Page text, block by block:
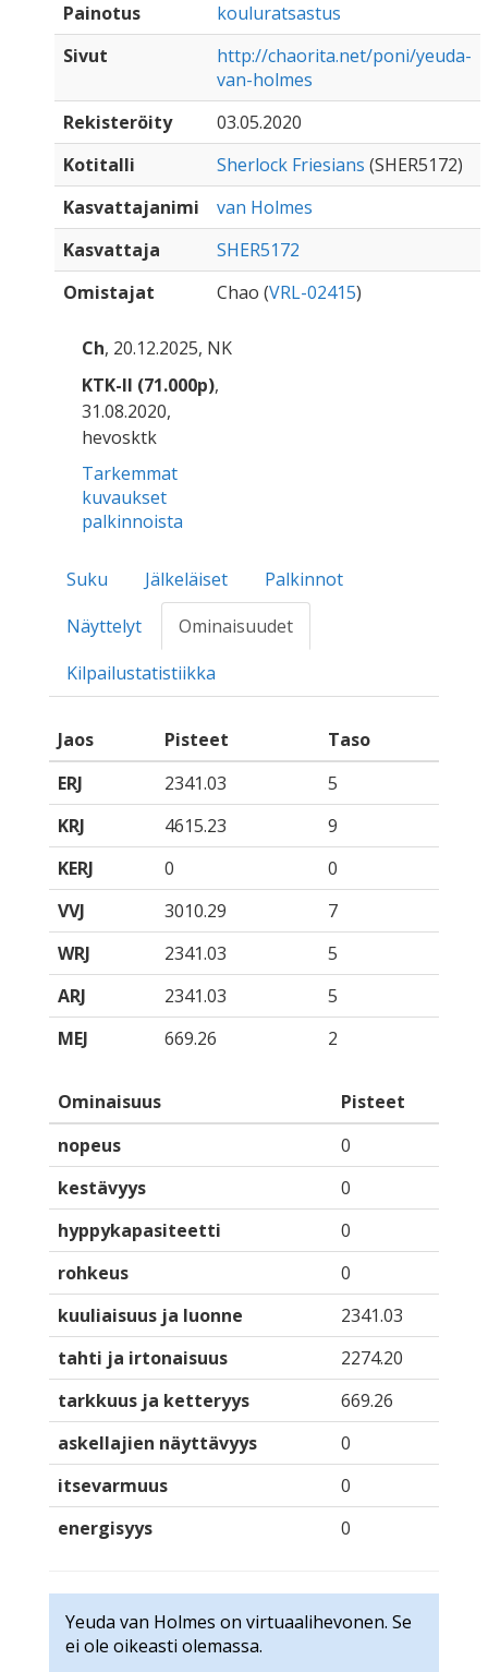
Painotus
kouluratsastus
Sivut
http://chaorita.net/poni/yeuda-
van-holmes
Rekisteröity
03.05.2020
Kotitalli
Sherlock Friesians (SHER5172)
Kasvattajanimi
van Holmes
Kasvattaja
SHER5172
Omistajat
Chao (VRL-02415)
Ch, 20.12.2025, NK
KTK-II (71.000p),
31.08.2020,
hevosktk
Tarkemmat
kuvaukset
palkinnoista
Suku Jälkeläiset
Palkinnot
Näyttelyt
Ominaisuudet
Kilpailustatistiikka
Jaos Pisteet
Taso
ERJ
2341.03
5
KRJ
4615.23
9
KERJ
0
0
VVJ
3010.29
7
WRJ
2341.03
5
ARJ
2341.03
5
MEJ
669.26 2
Ominaisuus
Pisteet
nopeus
0
kestävyys
0
hyppykapasiteetti
0
rohkeus
0
kuuliaisuus ja luonne
2341.03
tahti ja irtonaisuus
2274.20
tarkkuus ja ketteryys
669.26
askellajien näyttävyys
0
itsevarmuus
0
energisyys
0
Yeuda van Holmes on virtuaalihevonen. Se
ei ole oikeasti olemassa.